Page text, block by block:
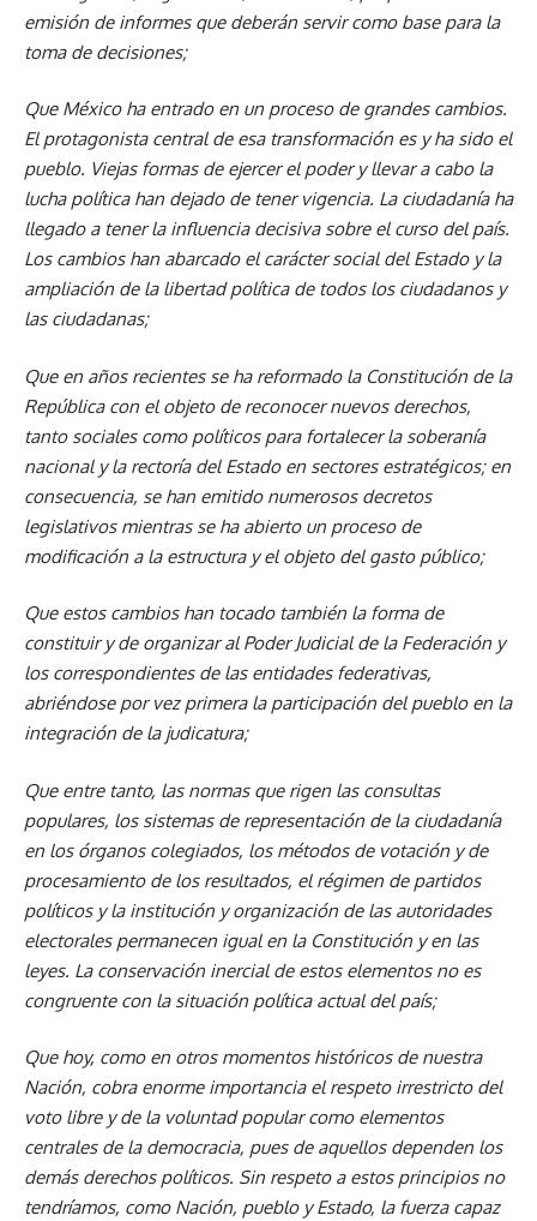
emisión de informes que deberán servir como base para la
toma de decisiones;
Que México ha entrado en un proceso de grandes cambios.
El protagonista central de esa transformación es y ha sido el
pueblo. Viejas formas de ejercer el poder y llevar a cabo la
lucha política han dejado de tener vigencia. La ciudadanía ha
llegado a tener la influencia decisiva sobre el curso del país.
Los cambios han abarcado el carácter social del Estado y la
ampliación de la libertad política de todos los ciudadanos y
las ciudadanas;
Que en años recientes se ha reformado la Constitución de la
República con el objeto de reconocer nuevos derechos,
tanto sociales como políticos para fortalecer la soberanía
nacional y la rectoría del Estado en sectores estratégicos; en
consecuencia, se han emitido numerosos decretos
legislativos mientras se ha abierto un proceso de
modificación a la estructura y el objeto del gasto público;
Que estos cambios han tocado también la forma de
constituir y de organizar al Poder Judicial de la Federación y
los correspondientes de las entidades federativas,
abriéndose por vez primera la participación del pueblo en la
integración de la judicatura;
Que entre tanto, las normas que rigen las consultas
populares, los sistemas de representación de la ciudadanía
en los órganos colegiados, los métodos de votación y de
procesamiento de los resultados, el régimen de partidos
políticos y la institución y organización de las autoridades
electorales permanecen igual en la Constitución y en las
leyes. La conservación inercial de estos elementos no es
congruente con la situación política actual del país;
Que hoy, como en otros momentos históricos de nuestra
Nación, cobra enorme importancia el respeto irrestricto del
voto libre y de la voluntad popular como elementos
centrales de la democracia, pues de aquellos dependen los
demás derechos políticos. Sin respeto a estos principios no
tendríamos, como Nación, pueblo y Estado, la fuerza capaz